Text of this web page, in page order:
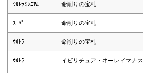
ｳﾙﾄﾗﾐﾚﾆｱﾑ 命削りの宝札
ｽｰﾊﾟｰ 命削りの宝札
ｳﾙﾄﾗ 命削りの宝札
ｳﾙﾄﾗ イビリチュア・ネーレイマナス